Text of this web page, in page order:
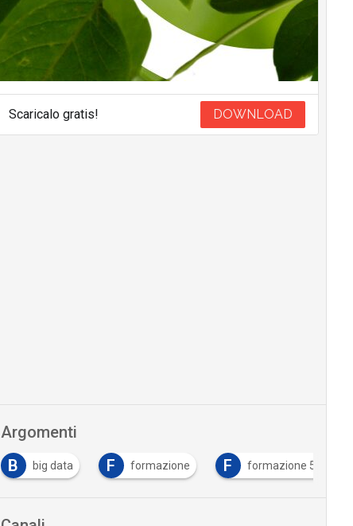
Scaricalo gratis! DOWNLOAD
Argomenti
F formazione F formazione 5.0 I Industria 5.0